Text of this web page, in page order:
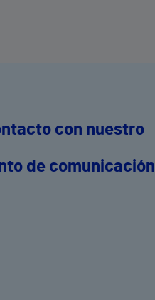
con nuestro
de comunicación